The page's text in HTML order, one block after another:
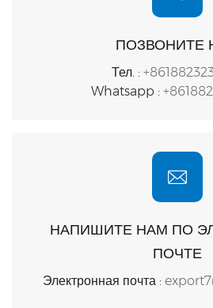
ПОЗВОНИТЕ
Тел. :
Whatsapp :
НАПИШИТЕ НАМ ПО
ПОЧТЕ
Электронная почта :